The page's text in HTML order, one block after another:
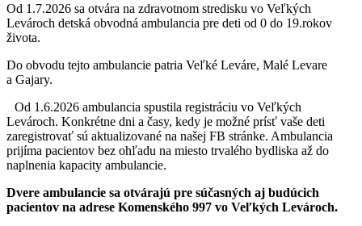
Od 1.7.2026 sa otvára na zdravotnom stredisku vo Veľkých
Levároch detská obvodná ambulancia pre deti od 0 do 19.rokov
života.
Do obvodu tejto ambulancie patria Veľké Leváre, Malé Levare
a Gajary.
Od 1.6.2026 ambulancia spustila registráciu vo Veľkých
Levároch. Konkrétne dni a časy, kedy je možné prísť vaše deti
zaregistrovať sú aktualizované na našej FB stránke. Ambulancia
prijíma pacientov bez ohľadu na miesto trvalého bydliska až do
naplnenia kapacity ambulancie.
Dvere ambulancie sa otvárajú pre súčasných aj budúcich
pacientov na adrese Komenského 997 vo Veľkých Levároch.